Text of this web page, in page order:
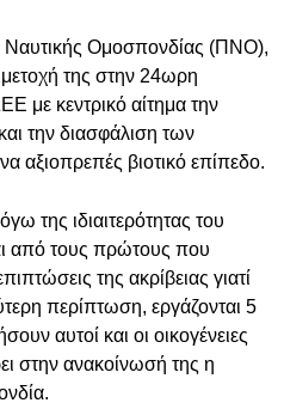
Ναυτικής Ομοσπονδίας (ΠΝΟ),
της στην 24ωρη
με κεντρικό αίτημα την
την διασφάλιση των
αξιοπρεπές βιοτικό επίπεδο.
της ιδιαιτερότητας του
από τους πρώτους που
της ακρίβειας γιατί
περίπτωση, εργάζονται 5
αυτοί και οι οικογένειες
στην ανακοίνωσή της η